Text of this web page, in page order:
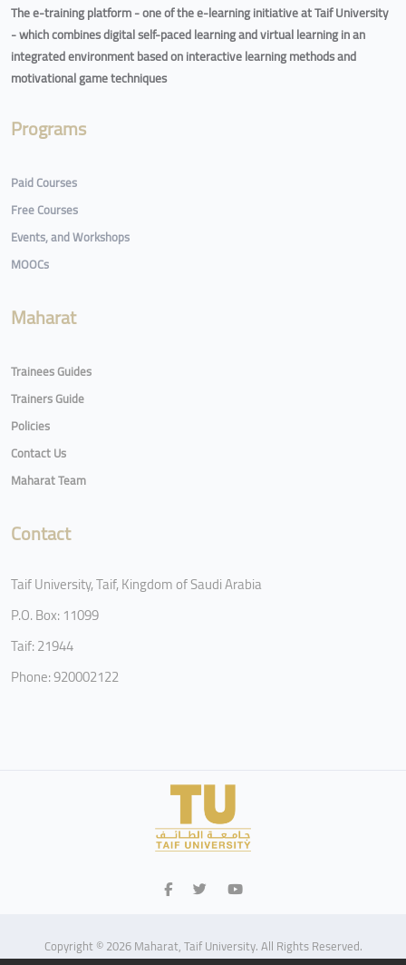
The e-training platform - one of the e-learning initiative at Taif University
- which combines digital self-paced learning and virtual learning in an
integrated environment based on interactive learning methods and
motivational game techniques
Programs
Paid Courses
Free Courses
Events, and Workshops
MOOCs
Maharat
Trainees Guides
Trainers Guide
Policies
Contact Us
Maharat Team
Contact
Taif University, Taif, Kingdom of Saudi Arabia
P.O. Box: 11099
Taif: 21944
Phone: 920002122
Copyright © 2026 Maharat, Taif University. All Rights Reserved.